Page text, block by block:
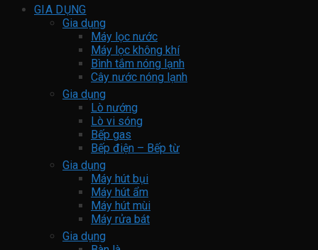
GIA DỤNG
Gia dụng
Máy lọc nước
Máy lọc không khí
Bình tắm nóng lạnh
Cây nước nóng lạnh
Gia dụng
Lò nướng
Lò vi sóng
Bếp gas
Bếp điện – Bếp từ
Gia dụng
Máy hút bụi
Máy hút ẩm
Máy hút mùi
Máy rửa bát
Gia dụng